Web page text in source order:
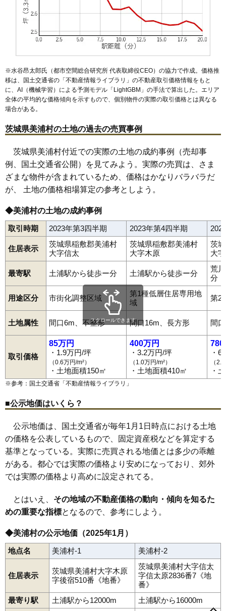
※水谷昂太郎氏（都市空間総合研究所 代表取締役CEO）の協力で作成。価格推
移は、国土交通省の「不動産情報ライブラリ 」の不動産取引価格情報をもと
に、AI（機械学習）による予測モデル「LightGBM」の手法で算出した。エリア
全体の平均的な価格傾向を示すもので、個別物件の実際の取引価格とは異なる
場合がある。
茨城県美浦村の土地の過去の売買事例
茨城県美浦村付近での実際の土地の成約事例（売却事
例、国土交通省公開）を見てみよう。実際の売買は、さま
ざまな物件が含まれているため、価格はかなりバラバラだ
が、 土地の価格相場算定の参考としよう。
◆美浦村の土地の成約事例
取引時期 2023年第3四半期 2023年第4四半期
住居表示
茨城県稲敷郡美浦村
大字信太
茨城県稲敷郡美浦村
大字木原
茨
大
最寄駅 土浦駅から徒歩ー分 土浦駅から徒歩ー分
荒
分
用途区分 市街化調整区域
第1種低層住居専用地
域
第2
土地属性 間口6m、不整形 間口16m、長方形 間
取引価格
85万円
・1.9万円/坪
（0.6万円/m²）
・土地面積150㎡
400万円
・3.2万円/坪
（1.0万円/m²）
・土地面積410㎡
780
・
（
・
スクロールできます
※参考：国土交通省「不動産情報ライブラリ 」
■公示地価はいくら？
公示地価は、国土交通省が毎年1月1日時点における土地
の価格を公表しているもので、固定資産税などを算定する
基準となっている。実際に売買される地価とは多少の乖離
がある。都心では実際の価格より安めになっており、郊外
では実際の価格より高めに設定されてる。
とはいえ、 その地域の不動産価格の動向・傾向を知るた
めの重要な指標となるので、参考にしよう。
◆美浦村の公示地価（2025年1月）
地点名 美浦村-1 美浦村-2
住居表示
茨城県美浦村大字木原
字後宿510番《地番》
茨城県美浦村大字信太
字信太原2836番7《地
番》
最寄り駅
土浦駅から12000m 土浦駅から16000m